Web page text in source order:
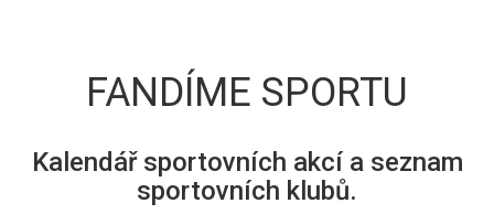
FANDÍME SPORTU
Kalendář sportovních akcí a seznam
sportovních klubů.